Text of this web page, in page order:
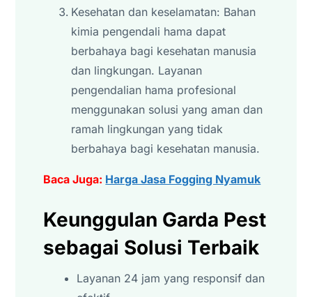
Kesehatan dan keselamatan: Bahan
kimia pengendali hama dapat
berbahaya bagi kesehatan manusia
dan lingkungan. Layanan
pengendalian hama profesional
menggunakan solusi yang aman dan
ramah lingkungan yang tidak
berbahaya bagi kesehatan manusia.
Baca Juga: Harga Jasa Fogging Nyamuk
Keunggulan Garda Pest
sebagai Solusi Terbaik
Layanan 24 jam yang responsif dan